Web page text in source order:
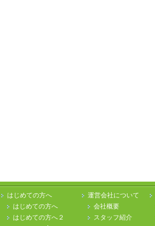
はじめての方へ
はじめての方へ
はじめての方へ２
運営会社について
会社概要
スタッフ紹介